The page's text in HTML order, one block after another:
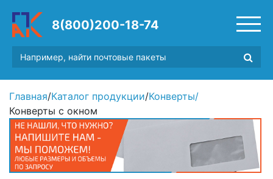
8(800)200-18-74
Главная/Каталог продукции/Конверты/
Конверты с окном